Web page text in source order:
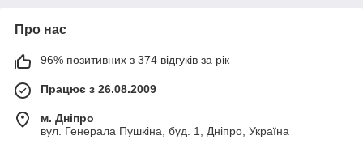
Про нас
96% позитивних з 374 відгуків за рік
Працює з 26.08.2009
м. Дніпро
вул. Генерала Пушкіна, буд. 1, Дніпро, Україна